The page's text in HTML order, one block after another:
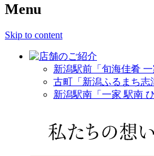
Menu
Skip to content
新潟駅前「旬海佳肴 一
古町「新潟ふるまち志
新潟駅南「一家 駅南